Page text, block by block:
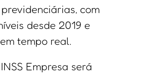
com
desde 2019 e
tempo real.
Empresa será